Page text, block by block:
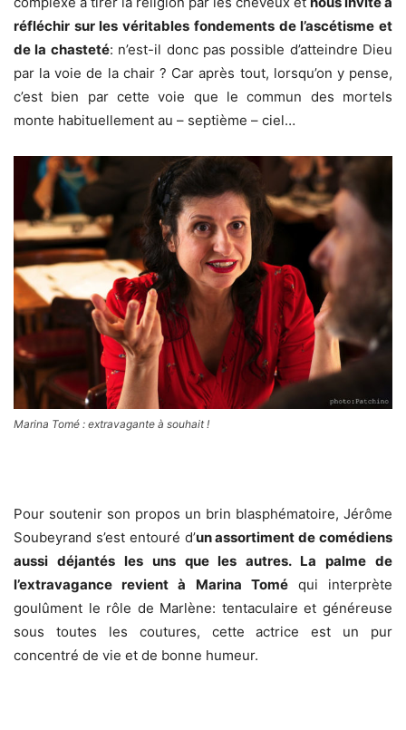
réfléchir sur les véritables fondements de l’ascétisme et
de la chasteté: n’est-il donc pas possible d’atteindre Dieu
par la voie de la chair ? Car après tout, lorsqu’on y pense,
c’est bien par cette voie que le commun des mortels
monte habituellement au – septième – ciel…
Marina Tomé : extravagante à souhait !
Pour soutenir son propos un brin blasphématoire, Jérôme
Soubeyrand s’est entouré d’un assortiment de comédiens
aussi déjantés les uns que les autres. La palme de
l’extravagance revient à Marina Toméqui interprète
goulûment le rôle de Marlène: tentaculaire et généreuse
sous toutes les coutures, cette actrice est un pur
concentré de vie et de bonne humeur.